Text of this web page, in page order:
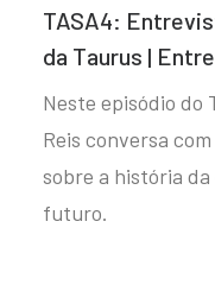
TASA4:
da Taurus |
Neste episódio do
Reis conversa
sobre a história da
futuro.